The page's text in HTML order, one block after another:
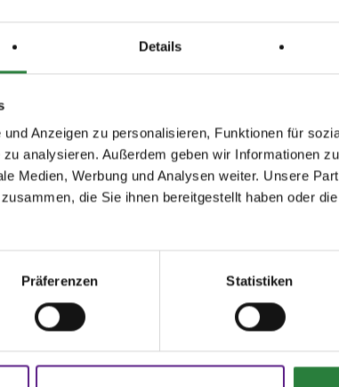
Details
Anzeigen zu personalisieren, Funktionen für
analysieren. Außerdem geben wir Informationen
Medien, Werbung und Analysen weiter. Unsere
die Sie ihnen bereitgestellt haben oder
Präferenzen Statistiken
sich Reiter, Züchter und Pferdebesitzer mit der Veröffentlichung
online.de zu findenden Teilnehmerinformationenen/ Verhaltens
geahndet werden. Die Nichtbeachtung der Anordnungen/
§ 921 LPO belegt werden.
finden Sie unter: www.nennung-online.de /
20x60 m